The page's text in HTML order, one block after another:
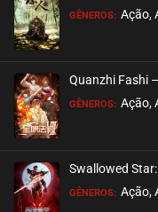
GÊNEROS: Ação,
Quanzhi Fashi
GÊNEROS: Ação,
Swallowed
GÊNEROS: Ação,